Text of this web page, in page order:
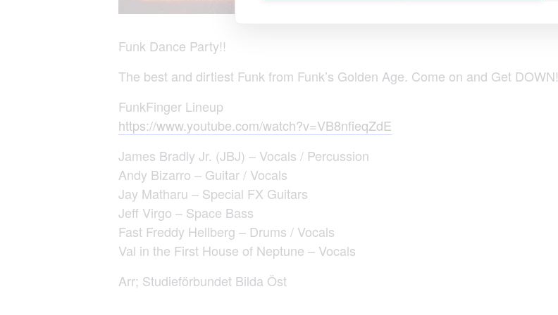
Funk Dance Party!!
The best and dirtiest Funk from Funk’s Golden Age. Come on and Get DOWN!
FunkFinger Lineup
https://www.youtube.com/watch?v=VB8nfieqZdE
James Bradly Jr. (JBJ) – Vocals / Percussion
Andy Bizarro – Guitar / Vocals
Jay Matharu – Special FX Guitars
Jeff Virgo – Space Bass
Fast Freddy Hellberg – Drums / Vocals
Val in the First House of Neptune – Vocals
Arr; Studieförbundet Bilda Öst